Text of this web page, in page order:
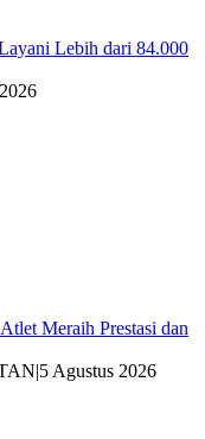
Lebih dari 84.000
Meraih Prestasi dan
5 Agustus 2026